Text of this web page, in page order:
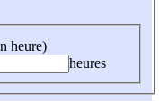
heure)
heures